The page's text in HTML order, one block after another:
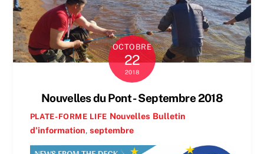
OCTOBRE
22
2018
Nouvelles du Pont - Septembre 2018
PLATE-FORME LIFE Nouvelles Bulletin
d'information, septembre